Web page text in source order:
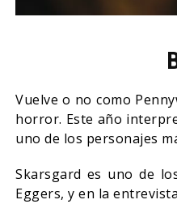
Vuelve o no como
horror. Este año
uno de los personajes
Skarsgard es uno de
Eggers, y en la